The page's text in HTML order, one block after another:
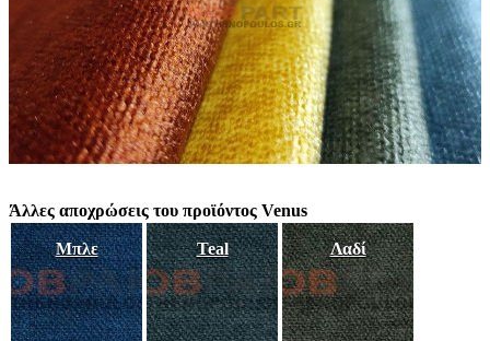
Άλλες αποχρώσεις του προϊόντος Venus
Μπλε Teal Λαδί